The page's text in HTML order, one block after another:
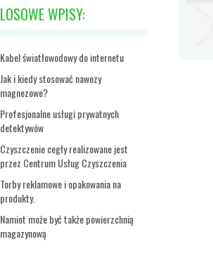
LOSOWE WPISY:
Kabel światłowodowy do internetu
Jak i kiedy stosować nawozy
magnezowe?
Profesjonalne usługi prywatnych
detektywów
Czyszczenie cegły realizowane jest
przez Centrum Usług Czyszczenia
Torby reklamowe i opakowania na
produkty.
Namiot może być także powierzchnią
magazynową